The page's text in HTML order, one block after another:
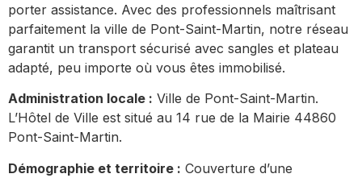
porter assistance. Avec des professionnels maîtrisant
parfaitement la ville de Pont-Saint-Martin, notre réseau
garantit un transport sécurisé avec sangles et plateau
adapté, peu importe où vous êtes immobilisé.
Administration locale : Ville de Pont-Saint-Martin.
L’Hôtel de Ville est situé au 14 rue de la Mairie 44860
Pont-Saint-Martin.
Démographie et territoire : Couverture d’une